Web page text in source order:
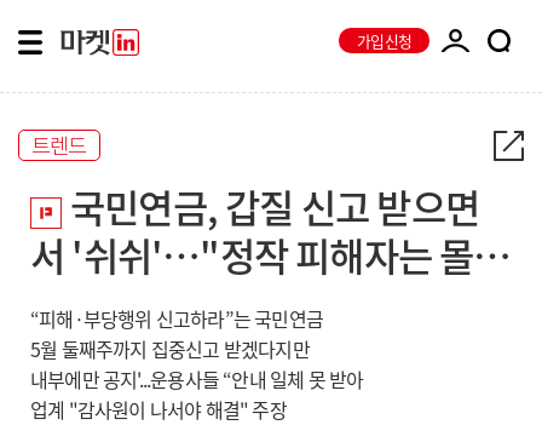
가입신청
트렌드
국민연금, 갑질 신고 받으면
서 '쉬쉬'…"정작 피해자는 몰
라"
“피해·부당행위 신고하라”는 국민연금
5월 둘째주까지 집중신고 받겠다지만
내부에만 공지'...운용사들 “안내 일체 못 받아
업계 "감사원이 나서야 해결" 주장